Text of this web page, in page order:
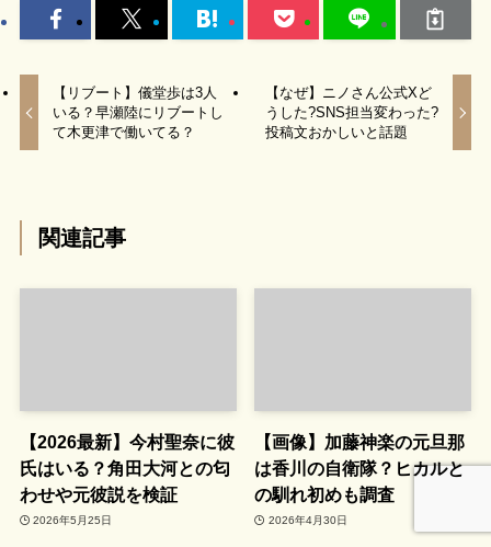
【リブート】儀堂歩は3人
いる？早瀬陸にリブートし
て木更津で働いてる？
【なぜ】ニノさん公式Xど
うした?SNS担当変わった?
投稿文おかしいと話題
関連記事
【2026最新】今村聖奈に彼
氏はいる？角田大河との匂
わせや元彼説を検証
2026年5月25日
【画像】加藤神楽の元旦那
は香川の自衛隊？ヒカルと
の馴れ初めも調査
2026年4月30日